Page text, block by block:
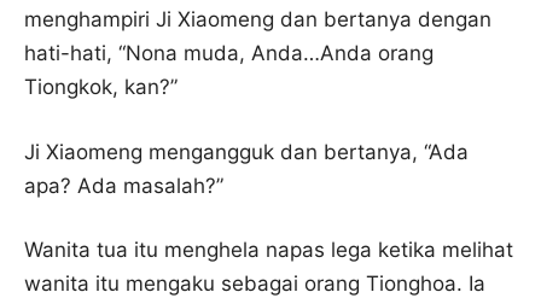
menghampiri Ji Xiaomeng dan bertanya dengan
hati-hati, “Nona muda, Anda…Anda orang
Tiongkok, kan?”
Ji Xiaomeng mengangguk dan bertanya, “Ada
apa? Ada masalah?”
Wanita tua itu menghela napas lega ketika melihat
wanita itu mengaku sebagai orang Tionghoa. Ia